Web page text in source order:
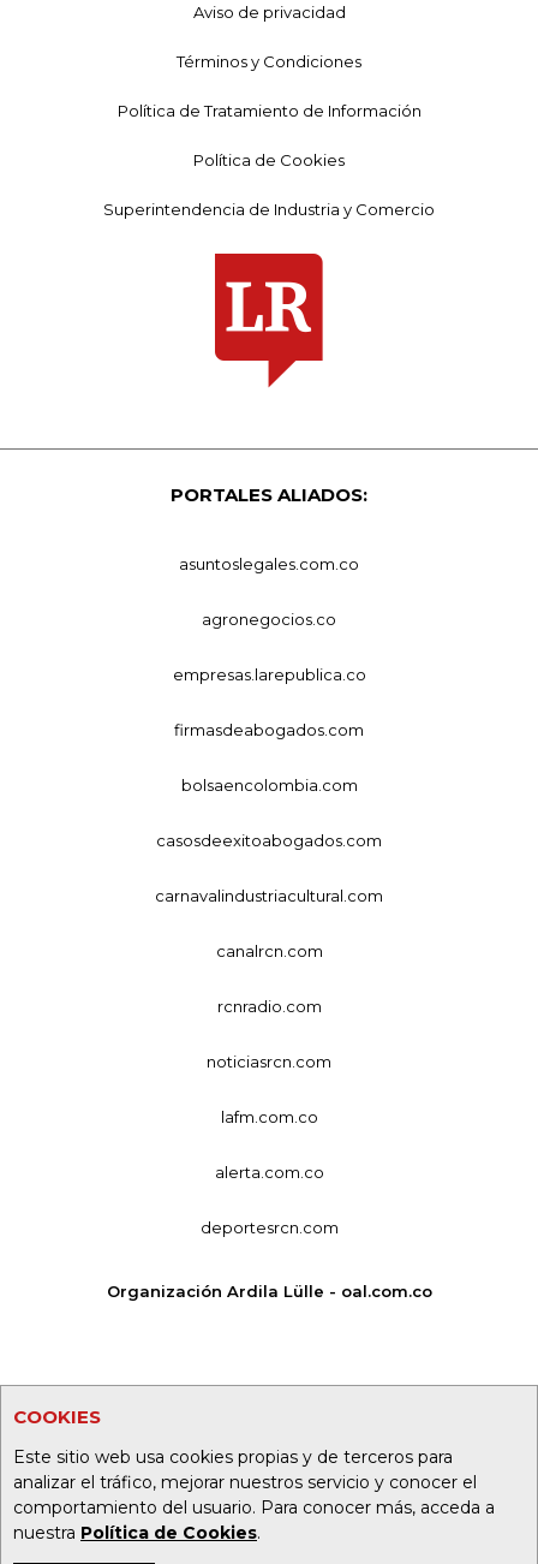
COOKIES
Este sitio web usa cookies propias y de terceros para
analizar el tráfico, mejorar nuestros servicio y conocer el
comportamiento del usuario. Para conocer más, acceda a
nuestra Política de Cookies.
Aviso de privacidad
Términos y Condiciones
Política de Tratamiento de Información
Política de Cookies
Superintendencia de Industria y Comercio
PORTALES ALIADOS:
asuntoslegales.com.co
agronegocios.co
empresas.larepublica.co
firmasdeabogados.com
bolsaencolombia.com
casosdeexitoabogados.com
carnavalindustriacultural.com
canalrcn.com
rcnradio.com
noticiasrcn.com
lafm.com.co
alerta.com.co
deportesrcn.com
Organización Ardila Lülle - oal.com.co